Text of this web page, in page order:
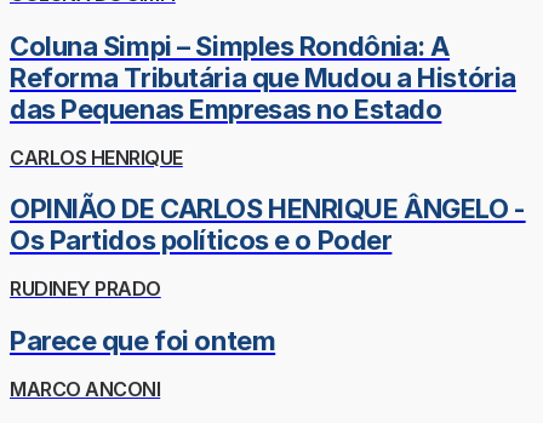
Coluna Simpi – Simples Rondônia: A
Reforma Tributária que Mudou a História
das Pequenas Empresas no Estado
CARLOS HENRIQUE
OPINIÃO DE CARLOS HENRIQUE ÂNGELO -
Os Partidos políticos e o Poder
RUDINEY PRADO
Parece que foi ontem
MARCO ANCONI